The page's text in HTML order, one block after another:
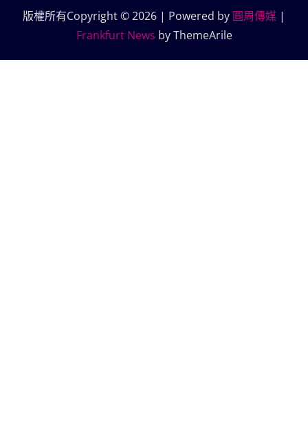
版權所有Copyright © 2026 | Powered by 圓周傳媒 |
Frankfurt News by ThemeArile